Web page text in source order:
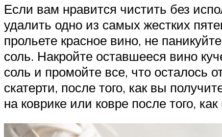
Если вам нравится чистить без
удалить одно из самых жестких
прольете красное вино, не
соль. Накройте оставшееся вино
соль и промойте все, что осталось
скатерти, после того, как вы
на коврике или ковре после того,